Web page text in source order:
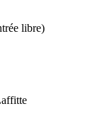
libre)